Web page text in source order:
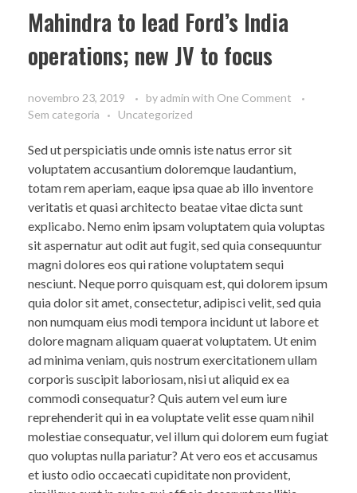
Mahindra to lead Ford’s India
operations; new JV to focus
novembro 23, 2019 byadmin with One Comment
Sem categoria
Uncategorized
Sed ut perspiciatis unde omnis iste natus error sit
voluptatem accusantium doloremque laudantium,
totam rem aperiam, eaque ipsa quae ab illo inventore
veritatis et quasi architecto beatae vitae dicta sunt
explicabo. Nemo enim ipsam voluptatem quia voluptas
sit aspernatur aut odit aut fugit, sed quia consequuntur
magni dolores eos qui ratione voluptatem sequi
nesciunt. Neque porro quisquam est, qui dolorem ipsum
quia dolor sit amet, consectetur, adipisci velit, sed quia
non numquam eius modi tempora incidunt ut labore et
dolore magnam aliquam quaerat voluptatem. Ut enim
ad minima veniam, quis nostrum exercitationem ullam
corporis suscipit laboriosam, nisi ut aliquid ex ea
commodi consequatur? Quis autem vel eum iure
reprehenderit qui in ea voluptate velit esse quam nihil
molestiae consequatur, vel illum qui dolorem eum fugiat
quo voluptas nulla pariatur? At vero eos et accusamus
et iusto odio occaecati cupiditate non provident,